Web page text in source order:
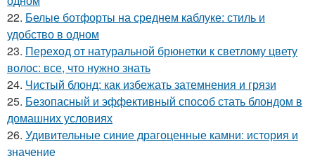
22. Белые ботфорты на среднем каблуке: стиль и
удобство в одном
23. Переход от натуральной брюнетки к светлому цвету
волос: все, что нужно знать
24. Чистый блонд: как избежать затемнения и грязи
25. Безопасный и эффективный способ стать блондом в
домашних условиях
26. Удивительные синие драгоценные камни: история и
значение